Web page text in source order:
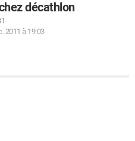
décathlon
2011 à 19:03